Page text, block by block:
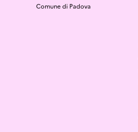
Comune di Padova